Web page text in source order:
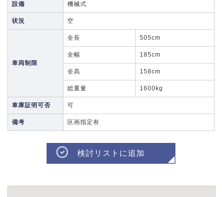
設備 機械式
状況 空
車両制限
全長 505cm
全幅 185cm
全高 158cm
総重量 1600kg
車庫証明可否 可
備考 区画指定有
検討リストに追加